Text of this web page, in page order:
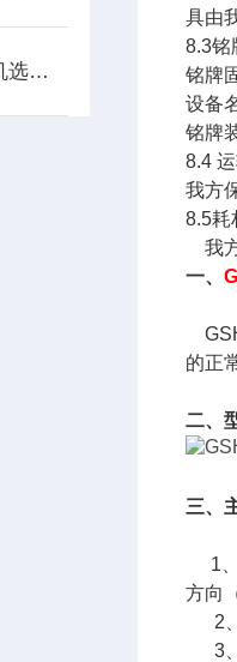
循环齿耙式机械格栅除污机选型方案
具由
8.3铭
铭牌
设备
铭牌
8.4
我方
8.5耗
我
一、
的正
二、
三、
1、
方向
2、
3、